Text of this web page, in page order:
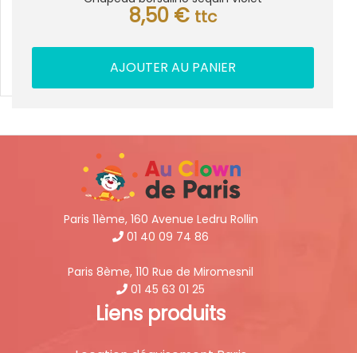
8,50 € ttc
AJOUTER AU PANIER
Paris 11ème, 160 Avenue Ledru Rollin
01 40 09 74 86
Paris 8ème, 110 Rue de Miromesnil
01 45 63 01 25
Liens produits